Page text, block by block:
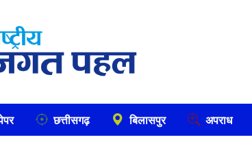
छत्तीसगढ़ बिलासपुर अपराध